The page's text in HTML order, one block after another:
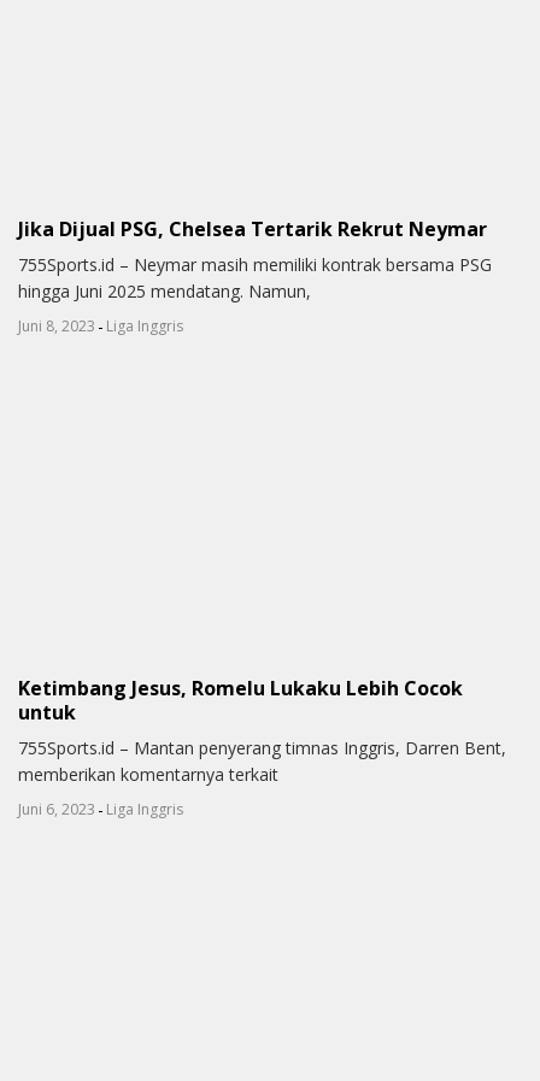
Jika Dijual PSG, Chelsea Tertarik Rekrut Neymar
755Sports.id – Neymar masih memiliki kontrak bersama PSG
hingga Juni 2025 mendatang. Namun,
Juni 8, 2023 - Liga Inggris
Ketimbang Jesus, Romelu Lukaku Lebih Cocok
untuk
755Sports.id – Mantan penyerang timnas Inggris, Darren Bent,
memberikan komentarnya terkait
Juni 6, 2023 - Liga Inggris